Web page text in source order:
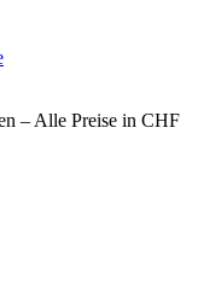
– Alle Preise in CHF